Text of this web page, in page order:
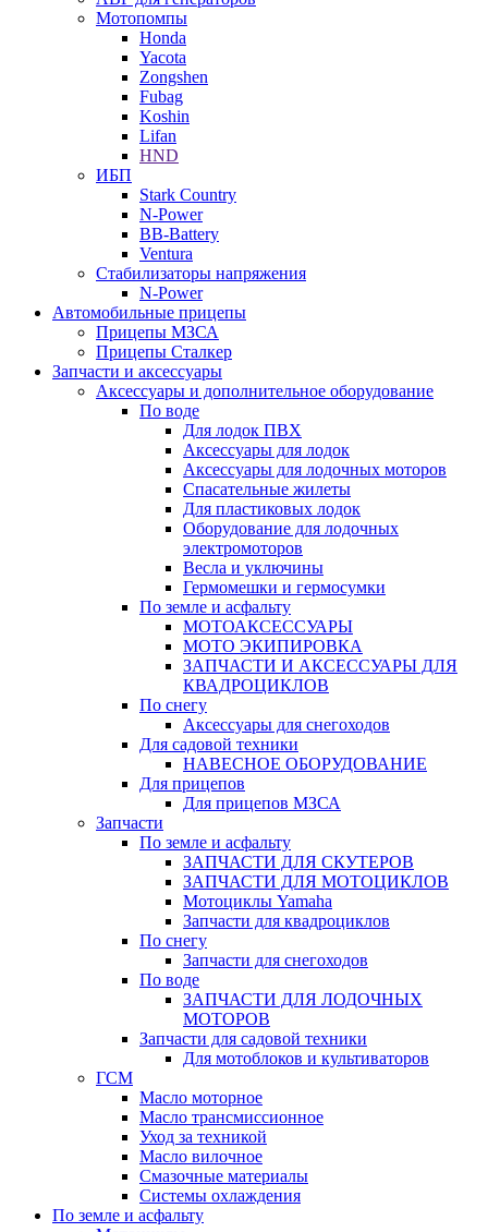
Мотопомпы
Honda
Yacota
Zongshen
Fubag
Koshin
Lifan
HND
ИБП
Stark Country
N-Power
BB-Battery
Ventura
Стабилизаторы напряжения
N-Power
Автомобильные прицепы
Прицепы МЗСА
Прицепы Сталкер
Запчасти и аксессуары
Аксессуары и дополнительное оборудование
По воде
Для лодок ПВХ
Аксессуары для лодок
Аксессуары для лодочных моторов
Спасательные жилеты
Для пластиковых лодок
Оборудование для лодочных
электромоторов
Весла и уключины
Гермомешки и гермосумки
По земле и асфальту
МОТОАКСЕССУАРЫ
МОТО ЭКИПИРОВКА
ЗАПЧАСТИ И АКСЕССУАРЫ ДЛЯ
КВАДРОЦИКЛОВ
По снегу
Аксессуары для снегоходов
Для садовой техники
НАВЕСНОЕ ОБОРУДОВАНИЕ
Для прицепов
Для прицепов МЗСА
Запчасти
По земле и асфальту
ЗАПЧАСТИ ДЛЯ СКУТЕРОВ
ЗАПЧАСТИ ДЛЯ МОТОЦИКЛОВ
Мотоциклы Yamaha
Запчасти для квадроциклов
По снегу
Запчасти для снегоходов
По воде
ЗАПЧАСТИ ДЛЯ ЛОДОЧНЫХ
МОТОРОВ
Запчасти для садовой техники
Для мотоблоков и культиваторов
ГСМ
Масло моторное
Масло трансмиссионное
Уход за техникой
Масло вилочное
Смазочные материалы
Системы охлаждения
По земле и асфальту